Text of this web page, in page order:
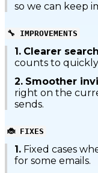
so we can keep
🔧 IMPROVEMENTS
1. Clearer
counts to
2. Smoother
right on the
sends.
🐞 FIXES
1. Fixed cases
for some emails.